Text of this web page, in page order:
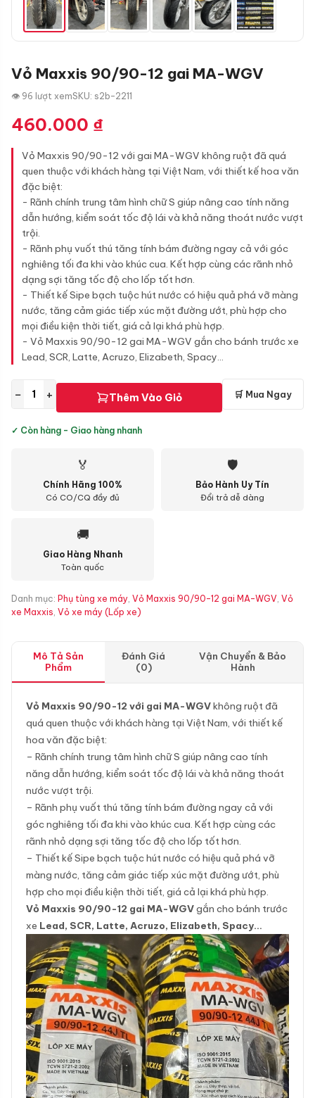
Vỏ Maxxis 90/90-12 gai MA-WGV
👁 96 lượt xemSKU: s2b-2211
460.000 ₫
Vỏ Maxxis 90/90-12 với gai MA-WGV không ruột đã quá
quen thuộc với khách hàng tại Việt Nam, với thiết kế hoa văn
đặc biệt:
- Rãnh chính trung tâm hình chữ S giúp nâng cao tính năng
dẫn hướng, kiểm soát tốc độ lái và khả năng thoát nước vượt
trội.
- Rãnh phụ vuốt thú tăng tính bám đường ngay cả với góc
nghiêng tối đa khi vào khúc cua. Kết hợp cùng các rãnh nhỏ
dạng sợi tăng tốc độ cho lốp tốt hơn.
- Thiết kế Sipe bạch tuộc hút nước có hiệu quả phá vỡ màng
nước, tăng cảm giác tiếp xúc mặt đường ướt, phù hợp cho
mọi điều kiện thời tiết, giá cả lại khá phù hợp.
- Vỏ Maxxis 90/90-12 gai MA-WGV gắn cho bánh trước xe
Lead, SCR, Latte, Acruzo, Elizabeth, Spacy...
− + Thêm Vào Giỏ 🛒 Mua Ngay
✓ Còn hàng - Giao hàng nhanh
🏅
Chính Hãng 100%
Có CO/CQ đầy đủ
🛡
Bảo Hành Uy Tín
Đổi trả dễ dàng
🚚
Giao Hàng Nhanh
Toàn quốc
Danh mục: Phụ tùng xe máy, Vỏ Maxxis 90/90-12 gai MA-WGV, Vỏ
xe Maxxis, Vỏ xe máy (Lốp xe)
Mô Tả Sản
Phẩm
Đánh Giá
(0)
Vận Chuyển & Bảo
Hành
Vỏ Maxxis 90/90-12 với gai MA-WGVkhông ruột đã
quá quen thuộc với khách hàng tại Việt Nam, với thiết kế
hoa văn đặc biệt:
– Rãnh chính trung tâm hình chữ S giúp nâng cao tính
năng dẫn hướng, kiểm soát tốc độ lái và khả năng thoát
nước vượt trội.
– Rãnh phụ vuốt thú tăng tính bám đường ngay cả với
góc nghiêng tối đa khi vào khúc cua. Kết hợp cùng các
rãnh nhỏ dạng sợi tăng tốc độ cho lốp tốt hơn.
– Thiết kế Sipe bạch tuộc hút nước có hiệu quả phá vỡ
màng nước, tăng cảm giác tiếp xúc mặt đường ướt, phù
hợp cho mọi điều kiện thời tiết, giá cả lại khá phù hợp.
Vỏ Maxxis 90/90-12 gai MA-WGVgắn cho bánh trước
xe Lead, SCR, Latte, Acruzo, Elizabeth, Spacy…